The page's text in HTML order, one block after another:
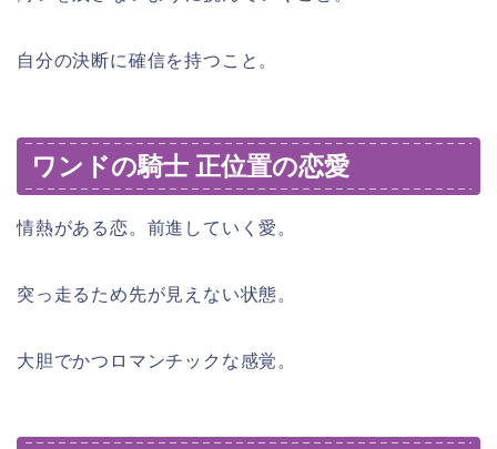
自分の決断に確信を持つこと。
ワンドの騎士 正位置の恋愛
情熱がある恋。前進していく愛。
突っ走るため先が見えない状態。
大胆でかつロマンチックな感覚。